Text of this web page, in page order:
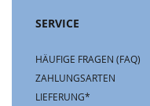
SERVICE
HÄUFIGE FRAGEN (FAQ)
ZAHLUNGSARTEN
LIEFERUNG*